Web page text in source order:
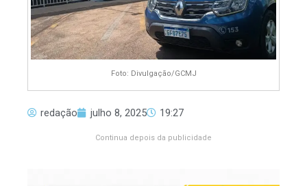
Foto: Divulgação/GCMJ
redação julho 8, 2025 19:27
Continua depois da publicidade